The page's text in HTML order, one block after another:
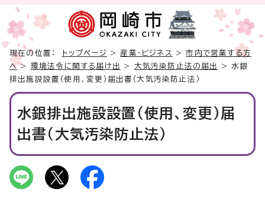
現在の位置： トップページ > 産業・ビジネス >市内で営業する方
へ> 環境法令に関する届け出 > 大気汚染防止法の届出
> 水銀
排出施設設置（使用、変更）届出書（大気汚染防止法）
水銀排出施設設置（使用、変更）届
出書（大気汚染防止法）